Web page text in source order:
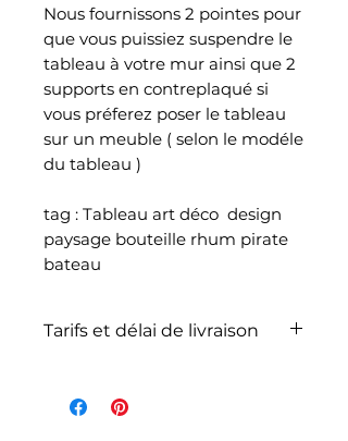
Nous fournissons 2 pointes pour
que vous puissiez suspendre le
tableau à votre mur ainsi que 2
supports en contreplaqué si
vous préferez poser le tableau
sur un meuble ( selon le modéle
du tableau )
tag : Tableau art déco design
paysage bouteille rhum pirate
bateau
Tarifs et délai de livraison
comprise dans le prix de